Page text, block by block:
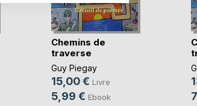
Chemins de
traverse
Guy Piegay
15,00 € Livre
5,99 € Ebook